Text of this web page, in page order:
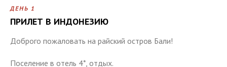
ДЕНЬ 1
ПРИЛЕТ В ИНДОНЕЗИЮ
Доброго пожаловать на райский остров Бали!
Поселение в отель 4*, отдых.